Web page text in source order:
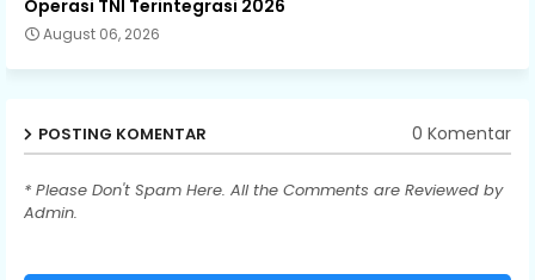
Operasi TNI Terintegrasi 2026
August 06, 2026
POSTING KOMENTAR 0 Komentar
* Please Don't Spam Here. All the Comments are Reviewed by
Admin.